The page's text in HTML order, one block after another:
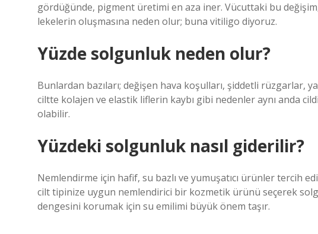
gördüğünde, pigment üretimi en aza iner. Vücuttaki bu
lekelerin oluşmasına neden olur; buna vitiligo diyoruz.
Yüzde solgunluk neden olur?
Bunlardan bazıları; değişen hava koşulları, şiddetli rüzgarlar,
ciltte kolajen ve elastik liflerin kaybı gibi nedenler aynı anda
olabilir.
Yüzdeki solgunluk nasıl giderilir?
Nemlendirme için hafif, su bazlı ve yumuşatıcı ürünler tercih
cilt tipinize uygun nemlendirici bir kozmetik ürünü seçerek
dengesini korumak için su emilimi büyük önem taşır.